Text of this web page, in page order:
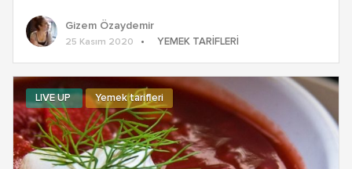
Gizem Özaydemir
25 Kasım 2020 YEMEK TARIFLERI
LIVE UP Yemek tarifleri